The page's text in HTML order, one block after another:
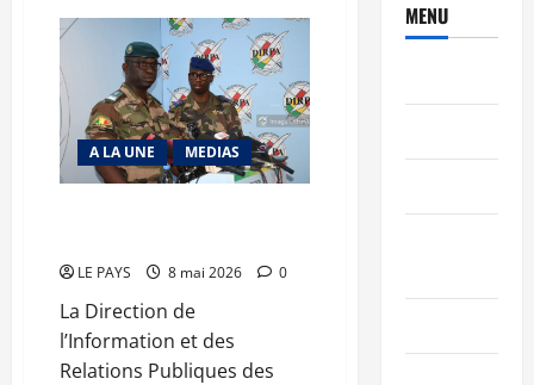
Les
semeurs
de
troubles
aux
portes
du
Mali :
Le
Projet
A LA UNE MEDIAS
LE PAYS 8 mai 2026 0
La Direction de
l’Information et des
Relations Publiques des
MENU